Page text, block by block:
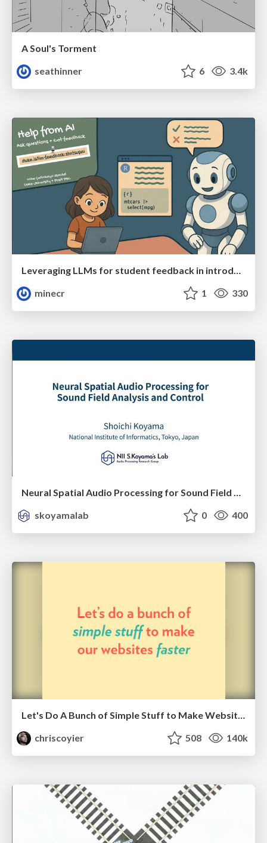
A Soul's Torment
seathinner
6 3.4k
Leveraging LLMs for student feedback in introductory data science courses - posit::conf(2025)
minecr
1 330
Neural Spatial Audio Processing for Sound Field Analysis and Control
skoyamalab
0 400
Let's Do A Bunch of Simple Stuff to Make Websites Faster
chriscoyier
508 140k